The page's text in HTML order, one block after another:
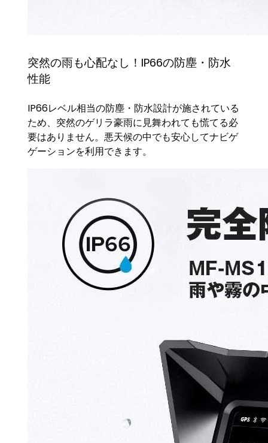
突然の雨も心配なし！IP66の防塵・防水
性能
IP66レベル相当の防塵・防水設計が施されている
ため、突然のゲリラ豪雨に見舞われても慌てる必
要はありません。悪天候の中でも安心してナビゲ
ゲーションを利用できます。